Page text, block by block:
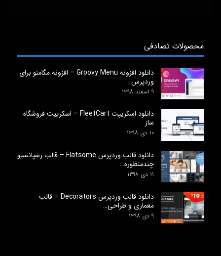
محصولات تصادفی
دانلود افزونه Groovy Menu – افزونه مگامنو برای
وردپرس
۹ اسفند ۱۳۹۸
دانلود اسکریپت FleetCart – اسکریپت فروشگاه
ساز
۱۰ دی ۱۳۹۸
دانلود قالب وردپرس Flatsome – قالب رسپانسیو
چندمنظوره…
۱۱ دی ۱۳۹۸
دانلود قالب وردپرس Decorators – قالب
معماری و طراحی…
۹ دی ۱۳۹۸